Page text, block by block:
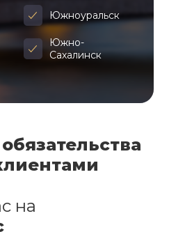
Южноуральск
Южно-
Сахалинск
на